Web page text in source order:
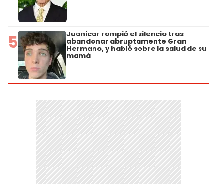
5 Juanicar rompió el silencio tras
abandonar abruptamente Gran
Hermano, y habló sobre la salud de su
mamá